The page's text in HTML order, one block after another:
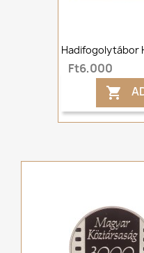
Hadifogolytábor
Ft6,000
